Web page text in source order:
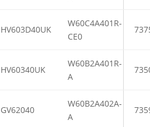
HV603D40UK
W60C4A401R-
CE0
HV60340UK
W60B2A401R-
A
GV62040
W60B2A402A-
A